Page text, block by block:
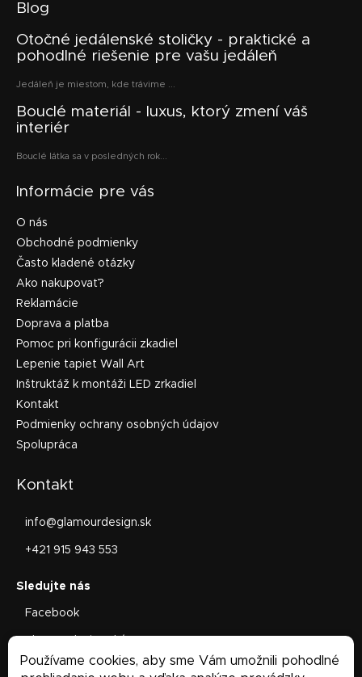
Používame cookies, aby sme Vám umožnili pohodlné
Blog
Otočné jedálenské stoličky - praktické a
pohodlné riešenie pre vašu jedáleň
Jedáleň je miestom, kde trávime ...
Bouclé materiál - luxus, ktorý zmení váš
interiér
Bouclé látka sa v posledných rok...
Informácie pre vás
O nás
Obchodné podmienky
Často kladené otázky
Ako nakupovať?
Reklamácie
Doprava a platba
Pomoc pri konfigurácii zkadiel
Lepenie tapiet Wall Art
Inštruktáž k montáži LED zrkadiel
Kontakt
Podmienky ochrany osobných údajov
Spolupráca
Kontakt
info@glamourdesign.sk
+421 915 943 553
Facebook
Facebook